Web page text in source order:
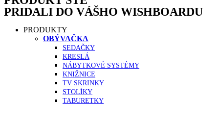
PRIDALI DO VÁŠHO WISHBOARDU
PRODUKTY
OBÝVAČKA
SEDAČKY
KRESLÁ
NÁBYTKOVÉ SYSTÉMY
KNIŽNICE
TV SKRINKY
STOLÍKY
TABURETKY